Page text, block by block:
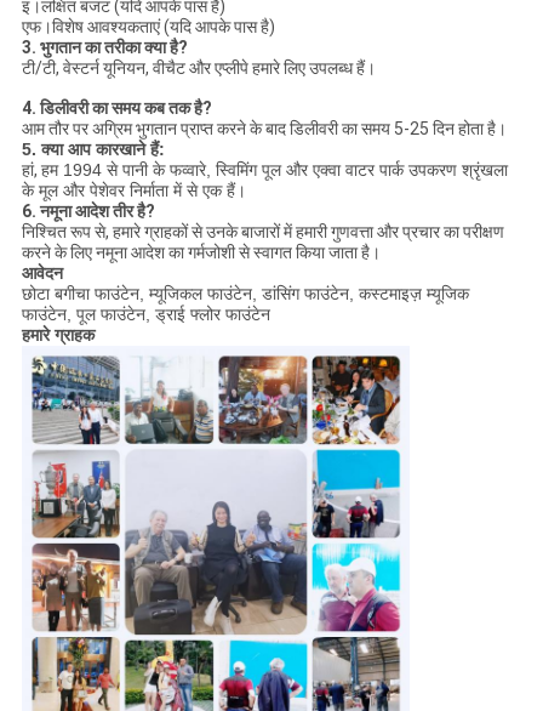
इ।लक्षित बजट (यदि आपके पास है)
एफ।विशेष आवश्यकताएं (यदि आपके पास है)
3. भुगतान का तरीका क्या है?
टी/टी, वेस्टर्न यूनियन, वीचैट और एप्लीपे हमारे लिए उपलब्ध हैं।
4. डिलीवरी का समय कब तक है?
आम तौर पर अग्रिम भुगतान प्राप्त करने के बाद डिलीवरी का समय 5-25 दिन होता है।
5. क्या आप कारखाने हैं:
हां, हम 1994 से पानी के फव्वारे, स्विमिंग पूल और एक्वा वाटर पार्क उपकरण श्रृंखला
के मूल और पेशेवर निर्माता में से एक हैं।
6. नमूना आदेश तीर है?
निश्चित रूप से, हमारे ग्राहकों से उनके बाजारों में हमारी गुणवत्ता और प्रचार का परीक्षण
करने के लिए नमूना आदेश का गर्मजोशी से स्वागत किया जाता है।
आवेदन
छोटा बगीचा फाउंटेन, म्यूजिकल फाउंटेन, डांसिंग फाउंटेन, कस्टमाइज़ म्यूजिक
फाउंटेन, पूल फाउंटेन, ड्राई फ्लोर फाउंटेन
हमारे ग्राहक